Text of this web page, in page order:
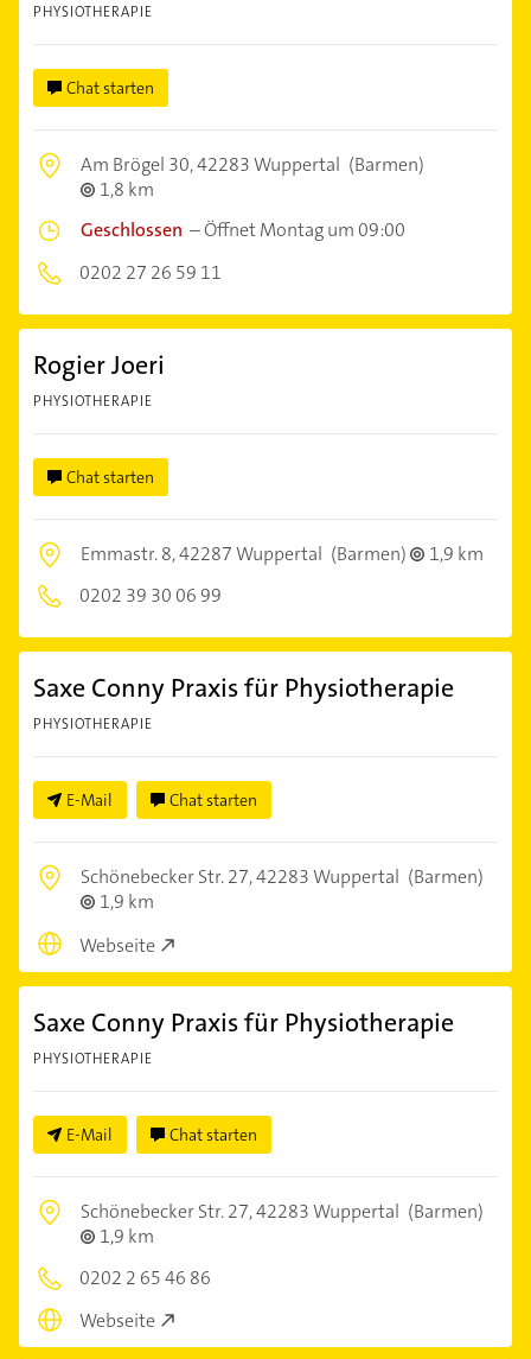
PHYSIOTHERAPIE
Chat starten
Am Brögel 30,42283 Wuppertal (Barmen)
1,8 km
Geschlossen –Öffnet Montag um 09:00
0202 27 26 59 11
Rogier Joeri
PHYSIOTHERAPIE
Chat starten
Emmastr. 8,42287 Wuppertal (Barmen)
1,9 km
0202 39 30 06 99
Saxe Conny Praxis für Physiotherapie
PHYSIOTHERAPIE
E-Mail Chat starten
Schönebecker Str. 27,42283 Wuppertal (Barmen)
1,9 km
Webseite
Saxe Conny Praxis für Physiotherapie
PHYSIOTHERAPIE
E-Mail Chat starten
Schönebecker Str. 27,42283 Wuppertal (Barmen)
1,9 km
0202 2 65 46 86
Webseite